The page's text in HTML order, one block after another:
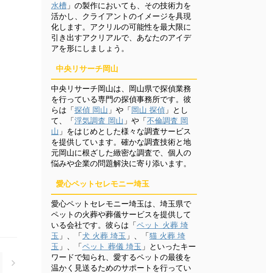
水槽 」の製作においても、その技術力を
活かし、クライアントのイメージを具現
化します。アクリルの可能性を最大限に
引き出すアクリアルで、あなたのアイデ
アを形にしましょう。
中央リサーチ岡山
中央リサーチ岡山は、岡山県で探偵業務
を行っている専門の探偵事務所です。彼
らは「探偵 岡山 」や「岡山 探偵 」とし
て、「浮気調査 岡山 」や「不倫調査 岡
山 」をはじめとした様々な調査サービス
を提供しています。確かな調査技術と地
元岡山に根ざした緻密な調査で、個人の
悩みや企業の問題解決に寄り添います。
愛心ペットセレモニー埼玉
愛心ペットセレモニー埼玉は、埼玉県で
ペットの火葬や葬儀サービスを提供して
いる会社です。彼らは「ペット 火葬 埼
玉 」、「犬 火葬 埼玉 」、「猫 火葬 埼
玉 」、「ペット 葬儀 埼玉 」といったキー
ワードで知られ、愛するペットの最後を
温かく見送るためのサポートを行ってい